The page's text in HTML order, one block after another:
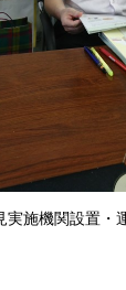
施機関設置・